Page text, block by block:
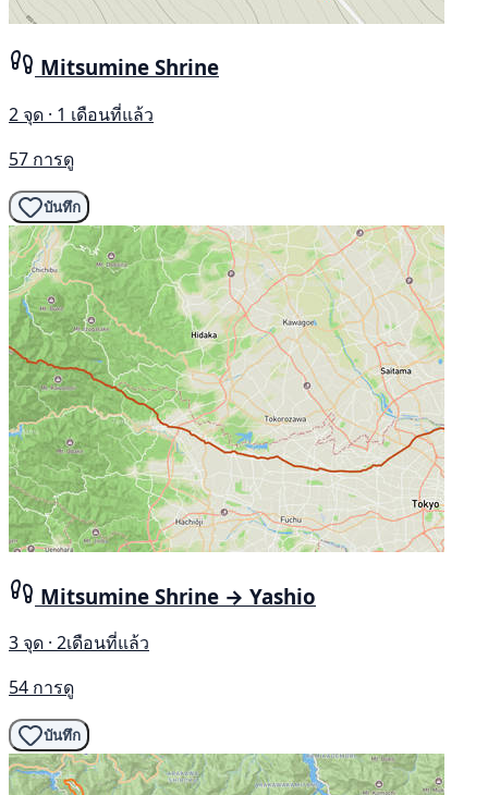
Mitsumine Shrine
2 จุด · 1 เดือนที่แล้ว
57 การดู
บันทึก
Mitsumine Shrine → Yashio
3 จุด · 2เดือนที่แล้ว
54 การดู
บันทึก